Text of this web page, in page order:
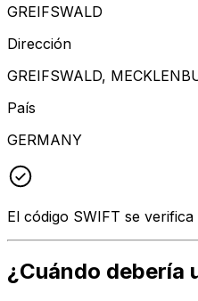
GREIFSWALD
Dirección
GREIFSWALD,
País
GERMANY
El código SWIFT se
¿Cuándo debería